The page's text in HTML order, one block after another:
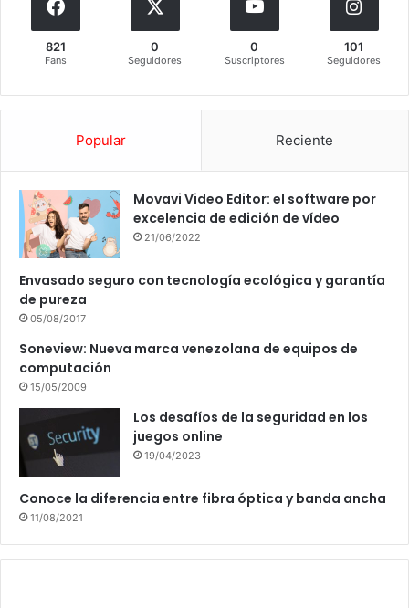
821
Fans
0
Seguidores
0
Suscriptores
101
Seguidores
Popular Reciente
Movavi Video Editor: el software por
excelencia de edición de vídeo
21/06/2022
Envasado seguro con tecnología ecológica y garantía
de pureza
05/08/2017
Soneview: Nueva marca venezolana de equipos de
computación
15/05/2009
Los desafíos de la seguridad en los
juegos online
19/04/2023
Conoce la diferencia entre fibra óptica y banda ancha
11/08/2021